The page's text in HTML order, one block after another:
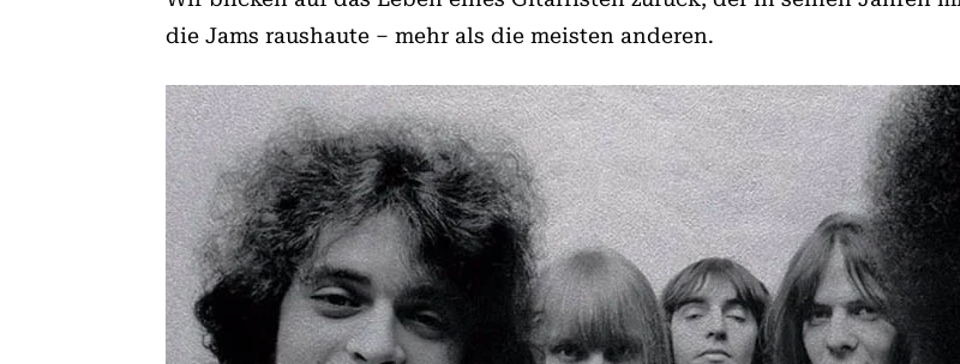
die Jams raushaute – mehr als die meisten anderen.